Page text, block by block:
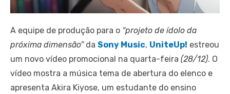
A equipe de produção para o “projeto de ídolo da
próxima dimensão”da Sony Music, UniteUp! estreou
um novo vídeo promocional na quarta-feira (28/12). O
vídeo mostra a música tema de abertura do elenco e
apresenta Akira Kiyose, um estudante do ensino